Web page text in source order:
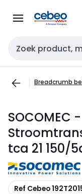
naar
naar
Zoekveld invoer
Breadcrumb
SOCOMEC -
tca 21 150/
Kopiëren
Ref Cebeo